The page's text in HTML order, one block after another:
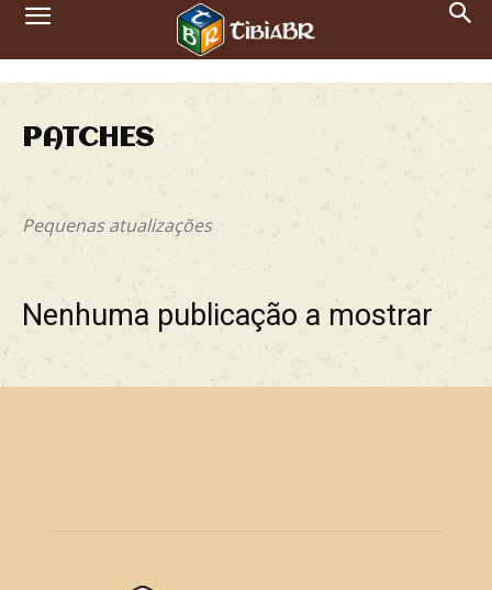
PATCHES
Pequenas atualizações
Nenhuma publicação a mostrar